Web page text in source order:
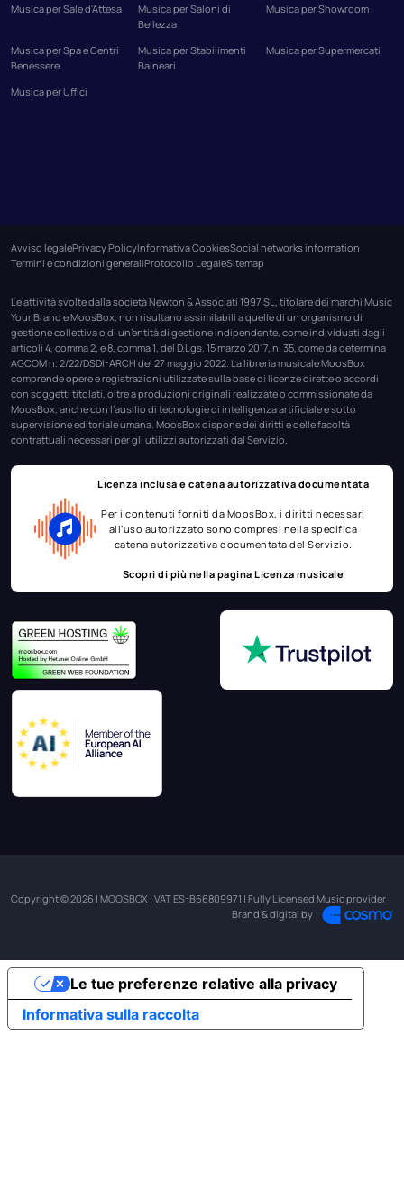
Musica per Sale d'Attesa
Musica per Saloni di
Bellezza
Musica per Showroom
Musica per Spa e Centri
Benessere
Musica per Stabilimenti
Balneari
Musica per Supermercati
Musica per Uffici
Avviso legalePrivacy PolicyInformativa CookiesSocial networks information
Termini e condizioni generaliProtocollo LegaleSitemap
Le attività svolte dalla società Newton & Associati 1997 SL, titolare dei marchi Music
Your Brand e MoosBox, non risultano assimilabili a quelle di un organismo di
gestione collettiva o di un’entità di gestione indipendente, come individuati dagli
articoli 4, comma 2, e 8, comma 1, del D.Lgs. 15 marzo 2017, n. 35, come da determina
AGCOM n. 2/22/DSDI-ARCH del 27 maggio 2022. La libreria musicale MoosBox
comprende opere e registrazioni utilizzate sulla base di licenze dirette o accordi
con soggetti titolati, oltre a produzioni originali realizzate o commissionate da
MoosBox, anche con l’ausilio di tecnologie di intelligenza artificiale e sotto
supervisione editoriale umana. MoosBox dispone dei diritti e delle facoltà
contrattuali necessari per gli utilizzi autorizzati dal Servizio.
Licenza inclusa e catena autorizzativa documentata
Per i contenuti forniti da MoosBox, i diritti necessari
all’uso autorizzato sono compresi nella specifica
catena autorizzativa documentata del Servizio.
Scopri di più nella paginaLicenza musicale
Copyright © 2026 | MOOSBOX | VAT ES-B66809971 | Fully Licensed Music provider
Brand & digital by
Informativa sulla raccolta
Le tue preferenze relative alla privacy